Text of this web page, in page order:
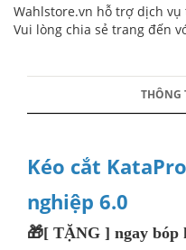
Wahlstore.vn hỗ trợ dịch vụ
Vui lòng chia sẻ trang đến
THÔNG
Kéo cắt
nghiệp 6.0
🎁[ TẶNG ] ngay bóp